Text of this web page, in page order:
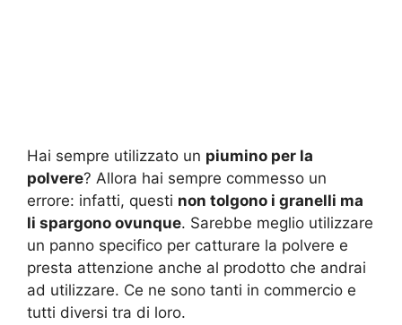
Hai sempre utilizzato un piumino per la
polvere? Allora hai sempre commesso un
errore: infatti, questi non tolgono i granelli ma
li spargono ovunque. Sarebbe meglio utilizzare
un panno specifico per catturare la polvere e
presta attenzione anche al prodotto che andrai
ad utilizzare. Ce ne sono tanti in commercio e
tutti diversi tra di loro.